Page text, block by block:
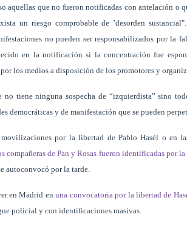
aquellas que no fueron notificadas con antelación o
un riesgo comprobable de ’desorden
no pueden ser responsabilizados por la
en la notificación si la concentración fue
los medios a disposición de los promotores y
no tiene ninguna sospecha de “izquierdista” sino
democráticas y de manifestación que se pueden
por la libertad de Pablo Hasél o en
compañeras de Pan y Rosas fueron identificadas por
autoconvocó por la tarde.
en Madrid enuna convocatoria por la libertad de
policial y con identificaciones masivas.